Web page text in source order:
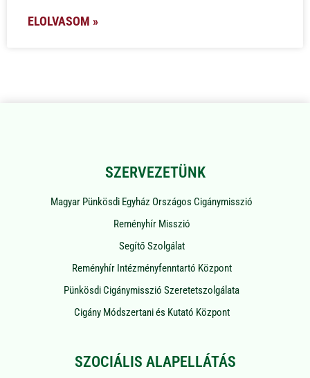
ELOLVASOM »
SZERVEZETÜNK
Magyar Pünkösdi Egyház Országos Cigánymisszió
Reményhír Misszió
Segítő Szolgálat
Reményhír Intézményfenntartó Központ
Pünkösdi Cigánymisszió Szeretetszolgálata
Cigány Módszertani és Kutató Központ
SZOCIÁLIS ALAPELLÁTÁS